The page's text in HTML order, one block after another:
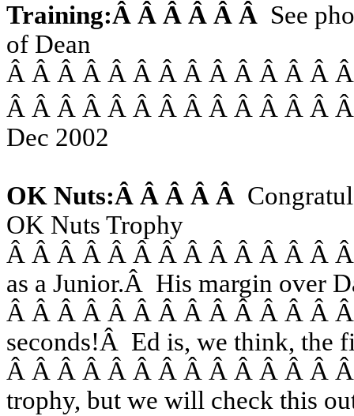
Training:Â Â Â Â Â Â See
of Dean
Â Â Â Â Â Â Â Â Â Â Â Â Â
Â Â Â Â Â Â Â Â Â Â Â Â Â
Dec 2002
OK Nuts:Â Â Â Â Â
OK Nuts Trophy
Â Â Â Â Â Â Â Â Â Â Â Â Â
as a Junior.Â His margin over
Â Â Â Â Â Â Â Â Â Â Â Â Â
seconds!Â Ed is, we think, the
Â Â Â Â Â Â Â Â Â Â Â Â Â
trophy, but we will check this